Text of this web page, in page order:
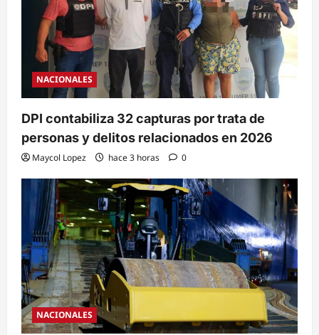
NACIONALES
DPI contabiliza 32 capturas por trata de
personas y delitos relacionados en 2026
Maycol Lopez hace 3 horas 0
NACIONALES